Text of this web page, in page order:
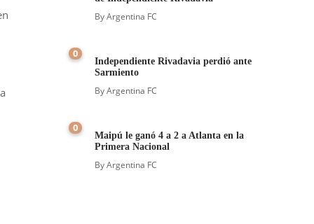
ByArgentina FC
0
Independiente Rivadavia perdió ante
Sarmiento
ByArgentina FC
0
Maipú le ganó 4 a 2 a Atlanta en la
Primera Nacional
ByArgentina FC